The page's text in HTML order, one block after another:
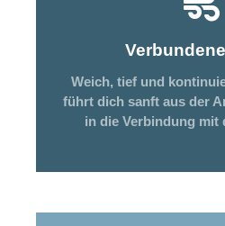
Weich, tief und
führt dich sanft aus der
in die Verbindung mit